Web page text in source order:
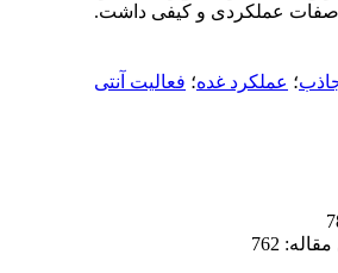
صفات عملکردی و کیفی داشت.
؛ عملکرد غده؛ فعالیت آنتی‌
762